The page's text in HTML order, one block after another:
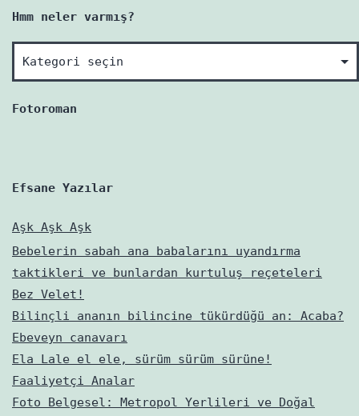
Hmm neler varmış?
Hmm
neler
varmış?
Fotoroman
Efsane Yazılar
Aşk Aşk Aşk
Bebelerin sabah ana babalarını uyandırma
taktikleri ve bunlardan kurtuluş reçeteleri
Bez Velet!
Bilinçli ananın bilincine tükürdüğü an: Acaba?
Ebeveyn canavarı
Ela Lale el ele, sürüm sürüm sürüne!
Faaliyetçi Analar
Foto Belgesel: Metropol Yerlileri ve Doğal